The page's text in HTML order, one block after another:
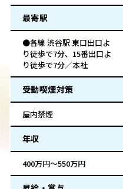
最寄駅
●各線 渋谷駅 東口出口よ
り徒歩で7分、15番出口よ
り徒歩で7分／本社
受動喫煙対策
屋内禁煙
年収
400万円～550万円